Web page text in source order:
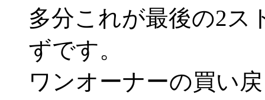
多分これが最後の2ス
ずです。
ワンオーナーの買い